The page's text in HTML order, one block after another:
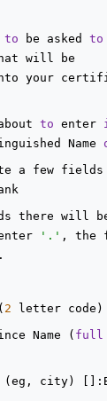
to be asked to
will be
your
to enter
Name
a few fields
there will
'.' , the
2
Name ( full